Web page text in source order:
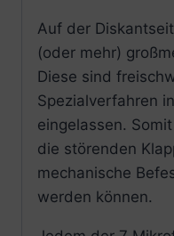
Auf der
(oder mehr)
Diese sind
Spezialverfahren
eingelassen.
die störenden
mechanische
werden können.